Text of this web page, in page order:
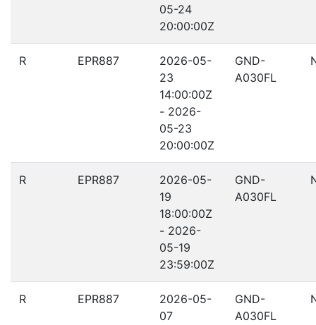
05-24
20:00:00Z
R EPR887
2026-05-
23
14:00:00Z
- 2026-
05-23
20:00:00Z
GND-
A030FL
R EPR887
2026-05-
19
18:00:00Z
- 2026-
05-19
23:59:00Z
GND-
A030FL
R EPR887
2026-05-
07
GND-
A030FL